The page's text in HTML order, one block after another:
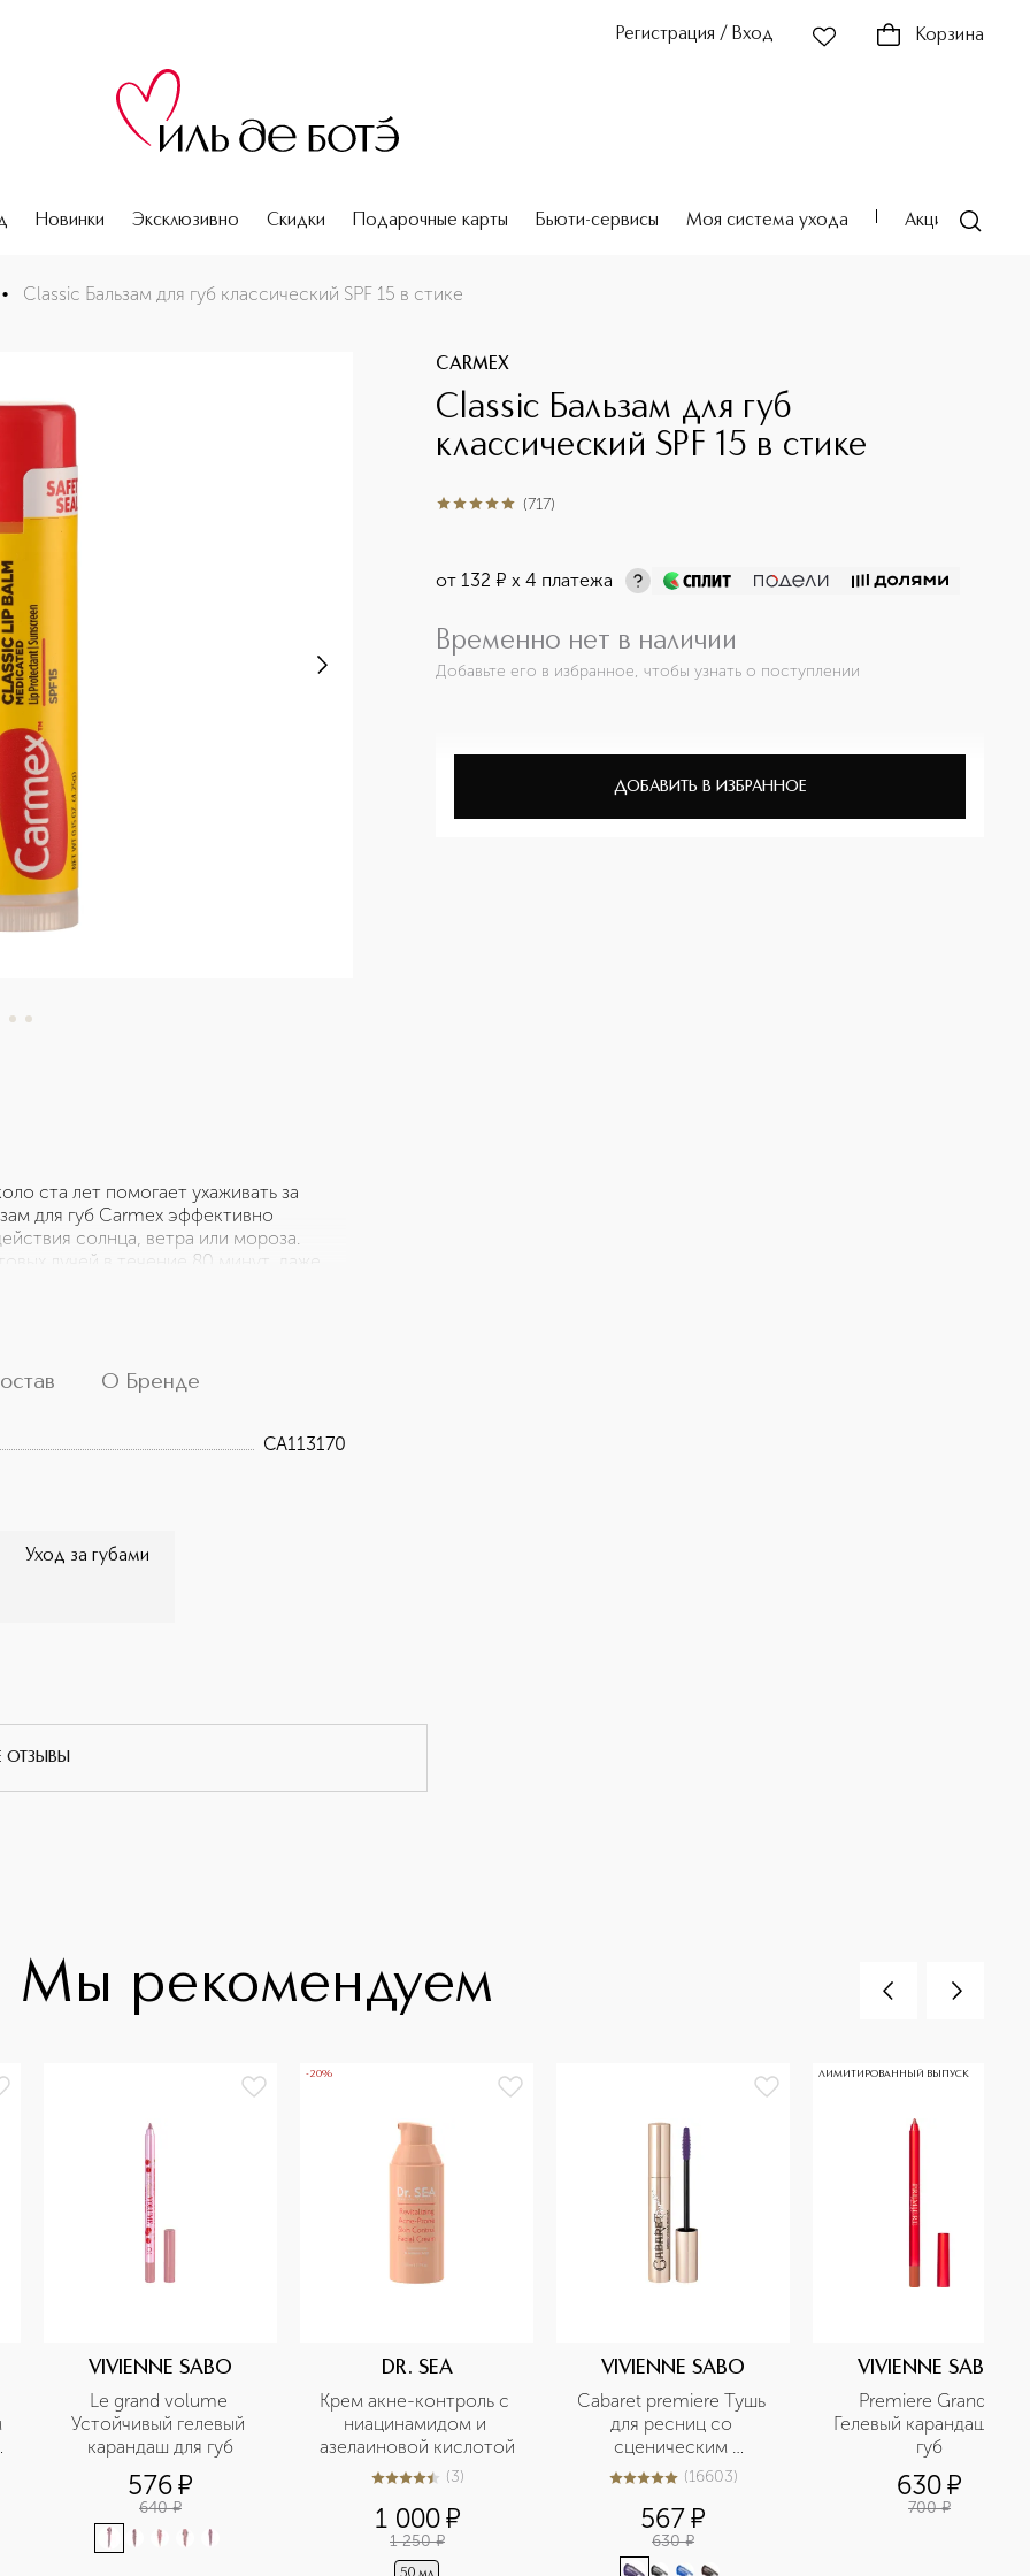
Регистрация / Вход Корзина
Новинки Эксклюзивно Скидки Подарочные карты Бьюти-сервисы Моя система ухода Акции
• Classic Бальзам для губ классический SPF 15 в стике
CARMEX
Classic Бальзам для губ
классический SPF 15 в стике
5из 5717 (717)
от 132 ¤ х 4 платежа
Временно нет в наличии
Добавьте его в избранное, чтобы узнать о поступлении
ДОБАВИТЬ В ИЗБРАННОЕ
ста лет помогает ухаживать за
для губ Carmex эффективно
солнца, ветра или мороза.
лучей в течение 80 минут, даже
успокаивает и покрывает кожу
с кожей, а ментол и камфора
в формате стика 4,25 г.
О Бренде
CA113170
Уход за губами
ОТЗЫВЫ
Мы рекомендуем
VIVIENNE SABO
Le grand volume
Устойчивый гелевый
карандаш для губ
576¤
640 ¤
-20%
DR. SEA
Крем акне-контроль с
ниацинамидом и
азелаиновой кислотой
4.7 из53 (3)
1 000¤
1 250 ¤
50 мл
VIVIENNE SABO
Cabaret premiere Тушь
для ресниц со
сценическим
эффектом
5из 516603 (16603)
567¤
630 ¤
ЛИМИТИРОВАННЫЙ ВЫПУСК
VIVIENNE SABO
Premiere Grande
Гелевый карандаш для
губ
630¤
700 ¤